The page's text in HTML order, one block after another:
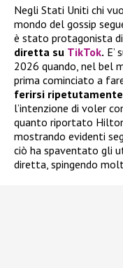
Negli Stati Uniti chi
mondo del gossip
è stato protagonista
diretta su TikTok. E’
2026 quando, nel bel
prima cominciato a
ferirsi
l’intenzione di voler
quanto riportato
mostrando evidenti
ciò ha spaventato gli
diretta, spingendo